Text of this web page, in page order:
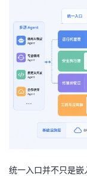
统一入口并不只是